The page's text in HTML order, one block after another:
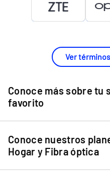
Ver
Conoce más sobre tu
favorito
Chip Entel
Apple iPhone 11
Apple iPhone 12 Mini
Conoce nuestros
Hogar y Fibra óptica